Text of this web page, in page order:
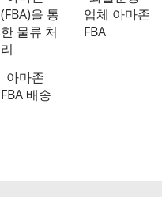
(FBA)을 통
한 물류 처
리
업체 아마존
FBA
아마존
FBA 배송